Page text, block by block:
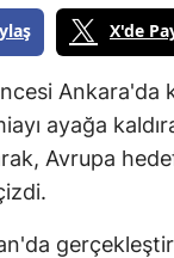
X'de
Ankara'da
ayağa
Avrupa